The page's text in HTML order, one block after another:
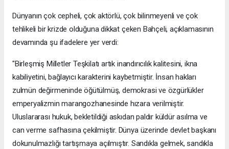
Dünyanın çok cepheli, çok aktörlü, çok bilinmeyenli ve çok
tehlikeli bir krizde olduğuna dikkat çeken Bahçeli, açıklamasının
devamında şu ifadelere yer verdi:
"Birleşmiş Milletler Teşkilatı artık inandırıcılık kalitesini, ikna
kabiliyetini, bağlayıcı karakterini kaybetmiştir. İnsan hakları
zulmün değirmeninde öğütülmüş, demokrasi ve özgürlükler
emperyalizmin marangozhanesinde hızara verilmiştir.
Uluslararası hukuk, bekletildiği askıdan paldır küldür asılma ve
can verme safhasına çekilmiştir. Dünya üzerinde devlet başkanı
dokunulmazlığı tartışmaya açılmıştır. Sandıkla gelmek, sandıkla